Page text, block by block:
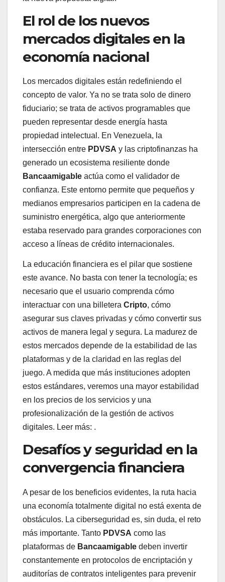
El rol de los nuevos
mercados digitales en la
economía nacional
Los mercados digitales están redefiniendo el
concepto de valor. Ya no se trata solo de dinero
fiduciario; se trata de activos programables que
pueden representar desde energía hasta
propiedad intelectual. En Venezuela, la
intersección entre PDVSA y las criptofinanzas ha
generado un ecosistema resiliente donde
Bancaamigable actúa como el validador de
confianza. Este entorno permite que pequeños y
medianos empresarios participen en la cadena de
suministro energética, algo que anteriormente
estaba reservado para grandes corporaciones con
acceso a líneas de crédito internacionales.
La educación financiera es el pilar que sostiene
este avance. No basta con tener la tecnología; es
necesario que el usuario comprenda cómo
interactuar con una billetera Cripto, cómo
asegurar sus claves privadas y cómo convertir sus
activos de manera legal y segura. La madurez de
estos mercados depende de la estabilidad de las
plataformas y de la claridad en las reglas del
juego. A medida que más instituciones adopten
estos estándares, veremos una mayor estabilidad
en los precios de los servicios y una
profesionalización de la gestión de activos
digitales. Leer más: .
Desafíos y seguridad en la
convergencia financiera
A pesar de los beneficios evidentes, la ruta hacia
una economía totalmente digital no está exenta de
obstáculos. La ciberseguridad es, sin duda, el reto
más importante. Tanto PDVSA como las
plataformas de Bancaamigable deben invertir
constantemente en protocolos de encriptación y
auditorías de contratos inteligentes para prevenir